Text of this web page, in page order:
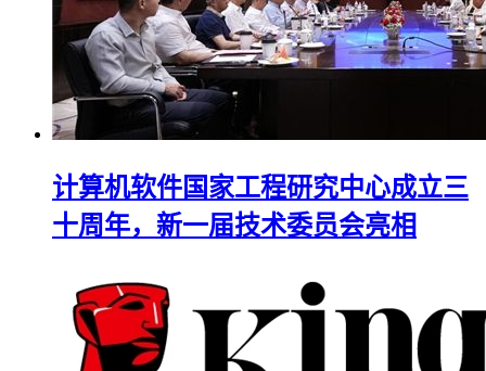
计算机软件国家工程研究中心成立三
十周年，新一届技术委员会亮相